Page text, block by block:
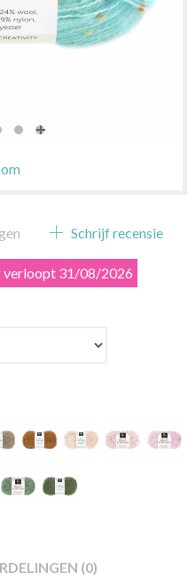
Schrijf recensie
verloopt 31/08/2026
(0)